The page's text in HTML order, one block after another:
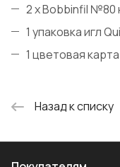
2 х Bobbinfil №80
1 упаковка игл
1 цветовая карта
Назад к списку